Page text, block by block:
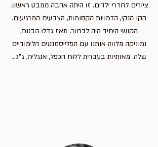
ציורים לחדרי ילדים. זו היתה אהבה ממבט ראשון.
הקו הנקי, הדמויות הקסומות, הצבעים המרגיעים.
הקושי היחיד היה לבחור. מאז גדלו הבנות,
ומוניקה מלווה אותנו עם הפלייסמנטים הלימודיים
שלה. מאותיות בעברית ללוח הכפל, אנגלית, ג"ג...